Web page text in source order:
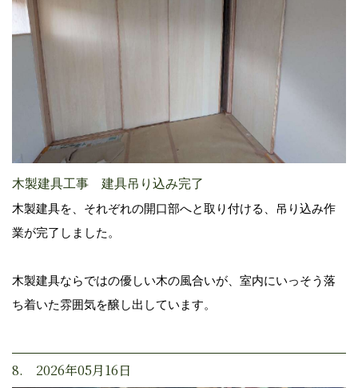
木製建具工事 建具吊り込み完了
木製建具を、それぞれの開口部へと取り付ける、吊り込み作
業が完了しました。
木製建具ならではの優しい木の風合いが、室内にいっそう落
ち着いた雰囲気を醸し出しています。
8. 2026年05月16日